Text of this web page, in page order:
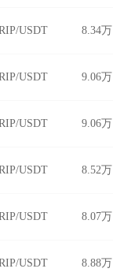
USDT 8.34万
USDT 9.06万
USDT 9.06万
USDT 8.52万
USDT 8.07万
USDT 8.88万